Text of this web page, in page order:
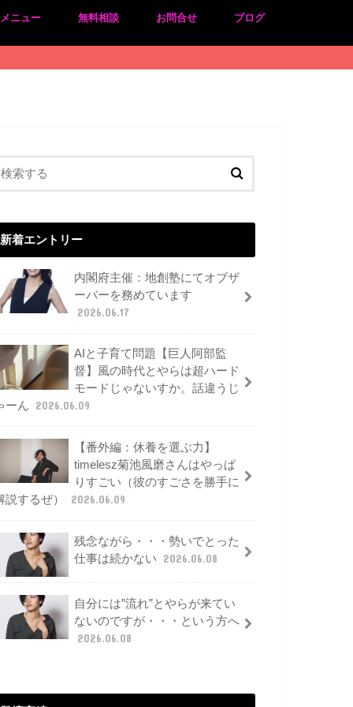
ニュー 無料相談 お問合せ ブログ
新着エントリー
内閣府主催：地創塾にてオブザ
ーバーを務めています
2026.06.17
AIと子育て問題【巨人阿部監
督】風の時代とやらは超ハード
モードじゃないすか。話違うじ
ーん
2026.06.09
【番外編：休養を選ぶ力】
timelesz菊池風磨さんはやっぱ
りすごい（彼のすごさを勝手に
説するぜ）
2026.06.09
残念ながら・・・勢いでとった
仕事は続かない
2026.06.08
自分には”流れ”とやらが来てい
ないのですが・・・という方へ
2026.06.08